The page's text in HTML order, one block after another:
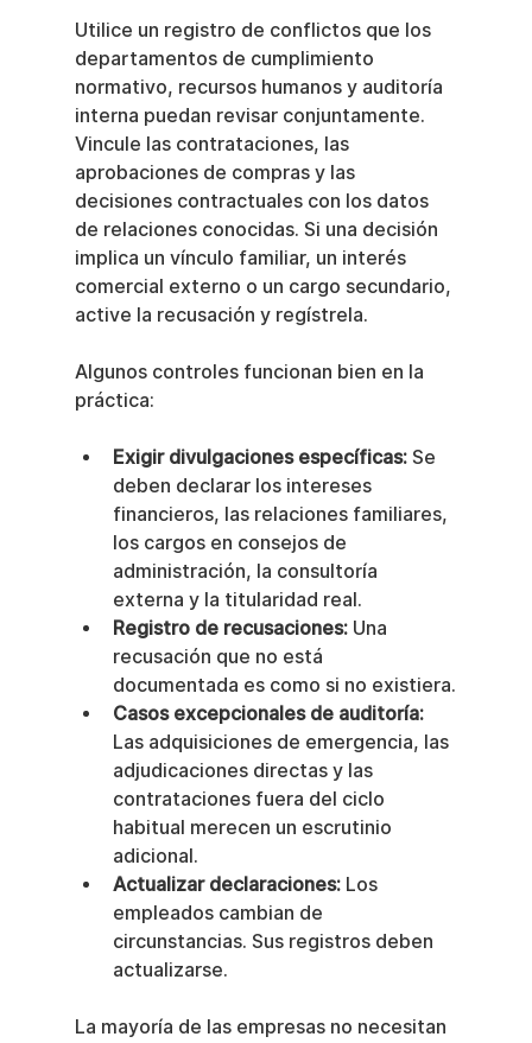
Utilice un registro de conflictos que los
departamentos de cumplimiento
normativo, recursos humanos y auditoría
interna puedan revisar conjuntamente.
Vincule las contrataciones, las
aprobaciones de compras y las
decisiones contractuales con los datos
de relaciones conocidas. Si una decisión
implica un vínculo familiar, un interés
comercial externo o un cargo secundario,
active la recusación y regístrela.
Algunos controles funcionan bien en la
práctica:
Exigir divulgaciones específicas: Se
deben declarar los intereses
financieros, las relaciones familiares,
los cargos en consejos de
administración, la consultoría
externa y la titularidad real.
Registro de recusaciones: Una
recusación que no está
documentada es como si no existiera.
Casos excepcionales de auditoría:
Las adquisiciones de emergencia, las
adjudicaciones directas y las
contrataciones fuera del ciclo
habitual merecen un escrutinio
adicional.
Actualizar declaraciones: Los
empleados cambian de
circunstancias. Sus registros deben
actualizarse.
La mayoría de las empresas no necesitan